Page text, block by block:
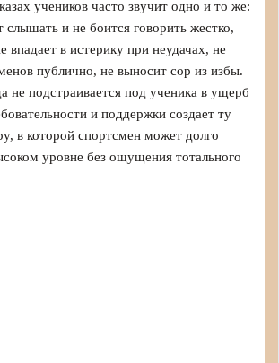
учеников часто звучит одно и то же:
и не боится говорить жестко,
впадает в истерику при неудачах, не
публично, не выносит сор из избы.
не подстраивается под ученика в ущерб
и поддержки создает ту
в которой спортсмен может долго
уровне без ощущения тотального